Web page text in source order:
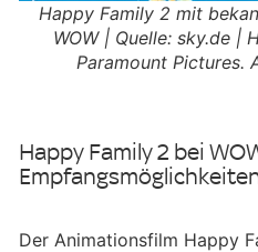
Happy Family 2 mit
WOW | Quelle: sky.de |
Paramount Pictures.
Happy Family 2 bei
Der Animationsfilm Happy